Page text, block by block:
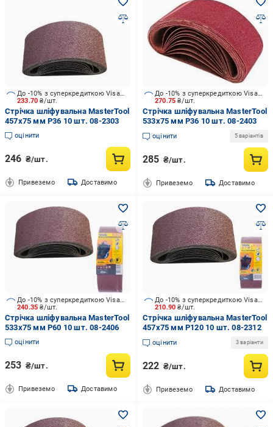
233.70₴/шт.
До -10% з суперкредиткою Visa Вигода
Стрічка шліфувальна MasterTool
457x75 мм P36 10 шт. 08-2303
оцінити
246 ₴/шт.
Привеземо Доставимо
270.75₴/шт.
До -10% з суперкредиткою Visa Вигода
Стрічка шліфувальна MasterTool
533x75 мм P36 10 шт. 08-2403
оцінити 5 варіантів
285 ₴/шт.
Привеземо Доставимо
240.35₴/шт.
До -10% з суперкредиткою Visa Вигода
Стрічка шліфувальна MasterTool
533x75 мм P60 10 шт. 08-2406
оцінити
253 ₴/шт.
Привеземо Доставимо
210.90₴/шт.
До -10% з суперкредиткою Visa Вигода
Стрічка шліфувальна MasterTool
457x75 мм P120 10 шт. 08-2312
оцінити 3 варіанти
222 ₴/шт.
Привеземо Доставимо